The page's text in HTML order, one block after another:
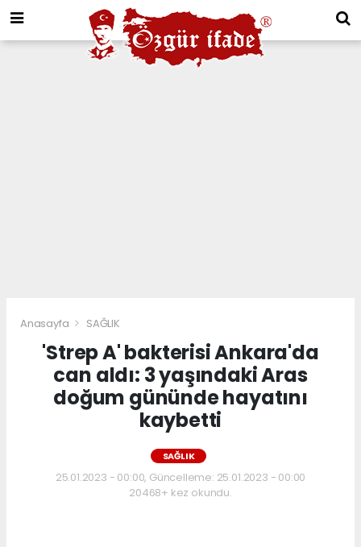
Anasayfa SAĞLIK
'Strep A' bakterisi Ankara'da
can aldı: 3 yaşındaki Aras
doğum gününde hayatını
kaybetti
SAĞLIK
25.01.2023 - 00:00, Güncelleme: 25.01.2023 - 00:00
20468+ kez okundu.